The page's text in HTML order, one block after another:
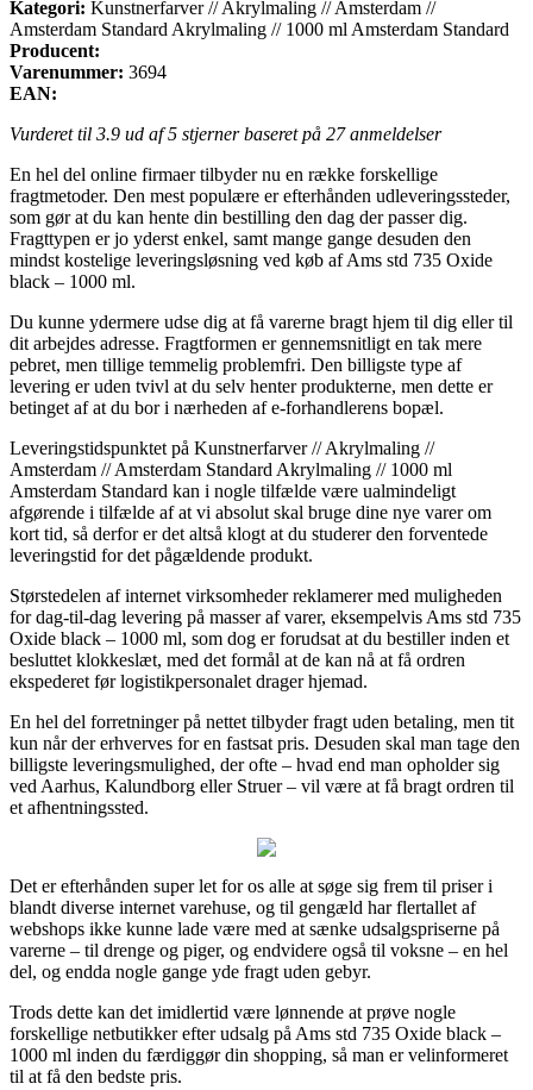
Kategori: Kunstnerfarver // Akrylmaling // Amsterdam //
Amsterdam Standard Akrylmaling // 1000 ml Amsterdam Standard
Producent:
Varenummer: 3694
EAN:
Vurderet til 3.9 ud af 5 stjerner baseret på 27anmeldelser
En hel del online firmaer tilbyder nu en række forskellige
fragtmetoder. Den mest populære er efterhånden udleveringssteder,
som gør at du kan hente din bestilling den dag der passer dig.
Fragttypen er jo yderst enkel, samt mange gange desuden den
mindst kostelige leveringsløsning ved køb af Ams std 735 Oxide
black – 1000 ml.
Du kunne ydermere udse dig at få varerne bragt hjem til dig eller til
dit arbejdes adresse. Fragtformen er gennemsnitligt en tak mere
pebret, men tillige temmelig problemfri. Den billigste type af
levering er uden tvivl at du selv henter produkterne, men dette er
betinget af at du bor i nærheden af e-forhandlerens bopæl.
Leveringstidspunktet på Kunstnerfarver // Akrylmaling //
Amsterdam // Amsterdam Standard Akrylmaling // 1000 ml
Amsterdam Standard kan i nogle tilfælde være ualmindeligt
afgørende i tilfælde af at vi absolut skal bruge dine nye varer om
kort tid, så derfor er det altså klogt at du studerer den forventede
leveringstid for det pågældende produkt.
Størstedelen af internet virksomheder reklamerer med muligheden
for dag-til-dag levering på masser af varer, eksempelvis Ams std 735
Oxide black – 1000 ml, som dog er forudsat at du bestiller inden et
besluttet klokkeslæt, med det formål at de kan nå at få ordren
ekspederet før logistikpersonalet drager hjemad.
En hel del forretninger på nettet tilbyder fragt uden betaling, men tit
kun når der erhverves for en fastsat pris. Desuden skal man tage den
billigste leveringsmulighed, der ofte – hvad end man opholder sig
ved Aarhus, Kalundborg eller Struer – vil være at få bragt ordren til
et afhentningssted.
Det er efterhånden super let for os alle at søge sig frem til priser i
blandt diverse internet varehuse, og til gengæld har flertallet af
webshops ikke kunne lade være med at sænke udsalgspriserne på
varerne – til drenge og piger, og endvidere også til voksne – en hel
del, og endda nogle gange yde fragt uden gebyr.
Trods dette kan det imidlertid være lønnende at prøve nogle
forskellige netbutikker efter udsalg på Ams std 735 Oxide black –
1000 ml inden du færdiggør din shopping, så man er velinformeret
til at få den bedste pris.